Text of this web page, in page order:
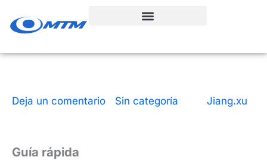
Deja un comentario Sin categoría Jiang.xu
Guía rápida